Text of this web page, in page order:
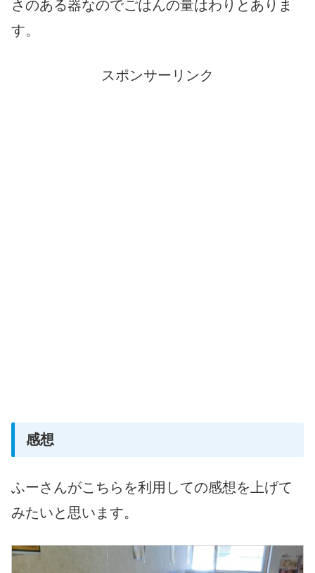
さのある器なのでごはんの量はわりとありま
す。
スポンサーリンク
感想
ふーさんがこちらを利用しての感想を上げて
みたいと思います。